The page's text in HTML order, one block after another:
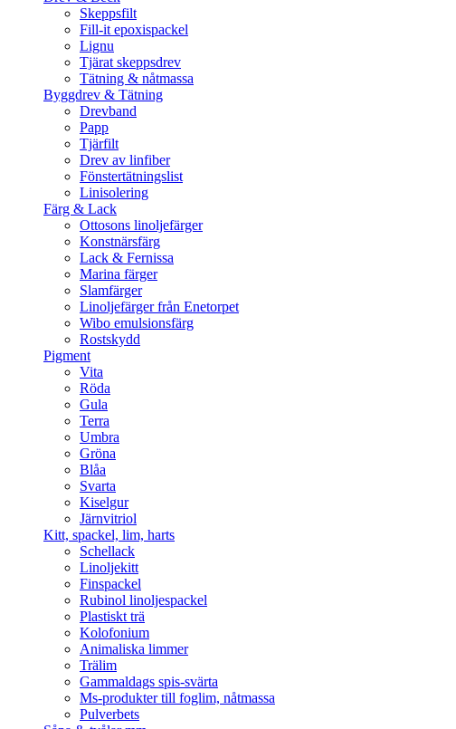
Skeppsfilt
Fill-it epoxispackel
Lignu
Tjärat skeppsdrev
Tätning & nåtmassa
Byggdrev & Tätning
Drevband
Papp
Tjärfilt
Drev av linfiber
Fönstertätningslist
Linisolering
Färg & Lack
Ottosons linoljefärger
Konstnärsfärg
Lack & Fernissa
Marina färger
Slamfärger
Linoljefärger från Enetorpet
Wibo emulsionsfärg
Rostskydd
Pigment
Vita
Röda
Gula
Terra
Umbra
Gröna
Blåa
Svarta
Kiselgur
Järnvitriol
Kitt, spackel, lim, harts
Schellack
Linoljekitt
Finspackel
Rubinol linoljespackel
Plastiskt trä
Kolofonium
Animaliska limmer
Trälim
Gammaldags spis-svärta
Ms-produkter till foglim, nåtmassa
Pulverbets